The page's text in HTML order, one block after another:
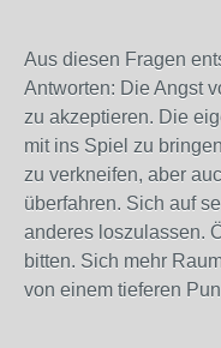
Aus diesen Fragen
Antworten: Die Angst
zu akzeptieren. Die
mit ins Spiel zu
zu verkneifen, aber
überfahren. Sich auf
anderes loszulassen.
bitten. Sich mehr
von einem tieferen